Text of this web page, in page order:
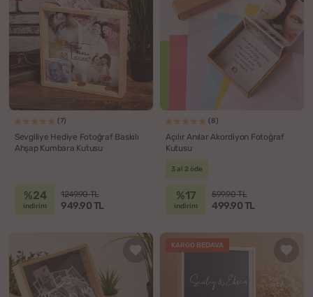
(7)
Sevgiliye Hediye Fotoğraf Baskılı
Ahşap Kumbara Kutusu
%24
indirim
1249.90 TL
949.90 TL
(8)
Açılır Anılar Akordiyon Fotoğraf
Kutusu
3 al 2 öde
%17
indirim
599.90 TL
499.90 TL
KARGO BEDAVA